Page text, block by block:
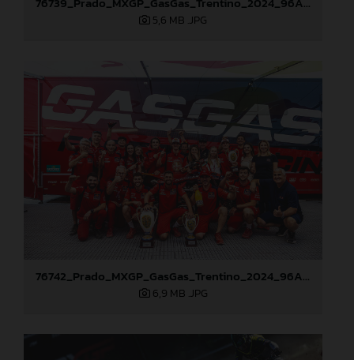
5,6 MB .JPG
76742_Prado_MXGP_GasGas_Trentino_2024_96A5822
6,9 MB .JPG